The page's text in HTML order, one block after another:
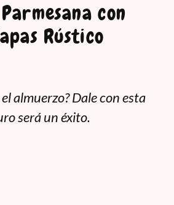
con
Rústico
almuerzo? Dale con esta